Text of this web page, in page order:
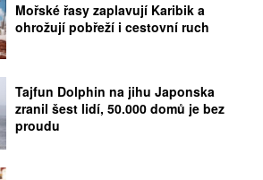
Mořské řasy zaplavují Karibik a
ohrožují pobřeží i cestovní ruch
Tajfun Dolphin na jihu Japonska
zranil šest lidí, 50.000 domů je bez
proudu